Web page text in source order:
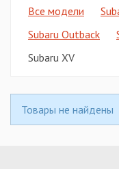
Все модели
Subaru Outback
Subaru XV
Товары не найдены